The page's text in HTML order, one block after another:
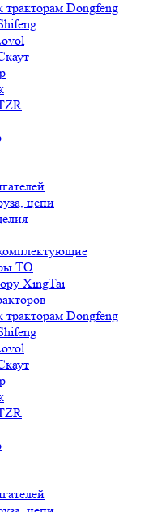
тракторам Dongfeng
цепи
ТО
XingTai
тракторам Dongfeng